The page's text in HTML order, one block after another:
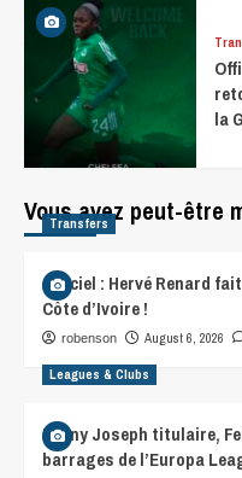
la
Vous avez peut-être
Transfers
Officiel : Hervé Renard
Côte d’Ivoire !
robenson August 6, 2026
Leagues & Clubs
Lenny Joseph titulaire,
barrages de l’Europa